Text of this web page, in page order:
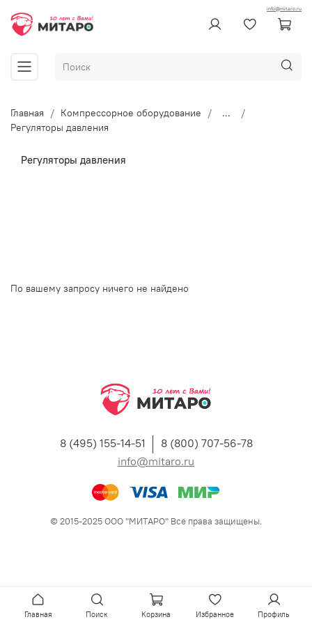
info@mitaro.ru
Главная Компрессорное оборудование
...
Регуляторы давления
Регуляторы давления
По вашему запросу ничего не найдено
8 (495) 155-14-51
8 (800) 707-56-78
info@mitaro.ru
© 2015-2025 ООО "МИТАРО" Все права защищены.
Главная Поиск Корзина Избранное Профиль